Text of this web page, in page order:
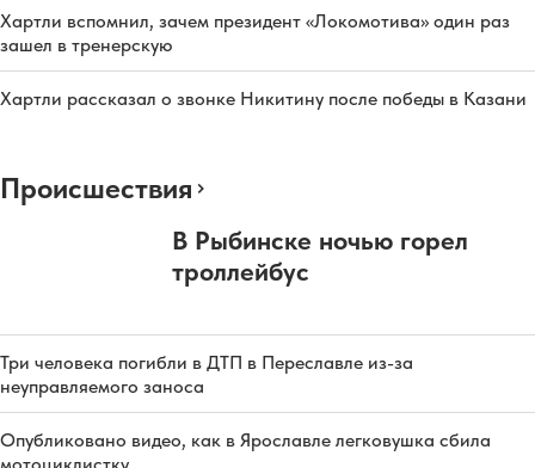
Хартли вспомнил, зачем президент «Локомотива» один раз
зашел в тренерскую
Хартли рассказал о звонке Никитину после победы в Казани
Происшествия
В Рыбинске ночью горел
троллейбус
Три человека погибли в ДТП в Переславле из-за
неуправляемого заноса
Опубликовано видео, как в Ярославле легковушка сбила